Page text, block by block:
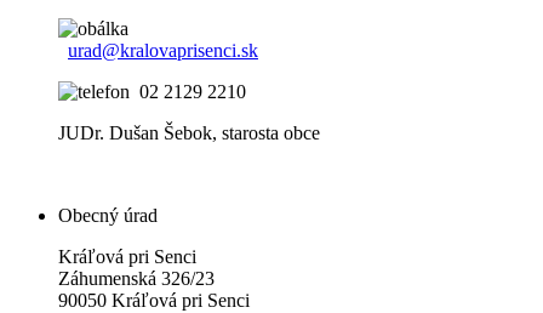
urad@kralovaprisenci.sk
02 2129 2210
JUDr. Dušan Šebok, starosta obce
Obecný úrad
Kráľová pri Senci
Záhumenská 326/23
90050 Kráľová pri Senci